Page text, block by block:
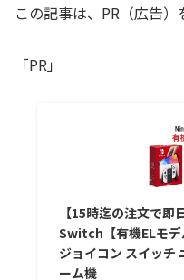
この記事は、PR（広告）
「PR」
【15時迄の注文で
Switch【有機ELモデ
ジョイコン スイッチ
ーム機